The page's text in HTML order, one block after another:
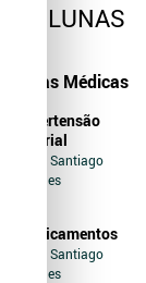
COLUNAS
Dicas Médicas
Hipertensão
Arterial
Jairo Santiago
Novaes
Medicamentos
Jairo Santiago
Novaes